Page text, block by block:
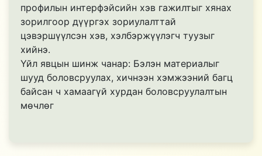
профилын интерфэйсийн хэв гажилтыг хянах
зорилгоор дүүргэх зориулалттай
цэвэршүүлсэн хэв, хэлбэржүүлэгч туузыг
хийнэ.
Үйл явцын шинж чанар: Бэлэн материалыг
шууд боловсруулах, хичнээн хэмжээний багц
байсан ч хамаагүй хурдан боловсруулалтын
мөчлөг